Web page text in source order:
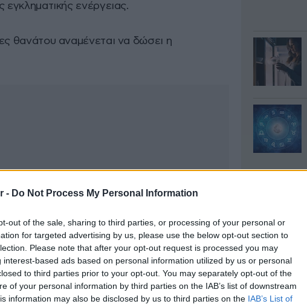
- Do Not Process My Personal Information
out of the sale, sharing to third parties, or processing of your personal or
for targeted advertising by us, please use the below opt-out section to
Please note that after your opt-out request is processed you may
interest-based ads based on personal information utilized by us or personal
to third parties prior to your opt-out. You may separately opt-out of the
of your personal information by third parties on the IAB’s list of downstream
information may also be disclosed by us to third parties on the IAB’s List of
εγκληματικής ενέργειας.
θανάτου αναμένεται να δώσει η